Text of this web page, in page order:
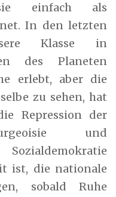
einfach als
In den letzten
Klasse in
des Planeten
erlebt, aber die
zu sehen, hat
Repression der
und
ist, die nationale
sobald Ruhe